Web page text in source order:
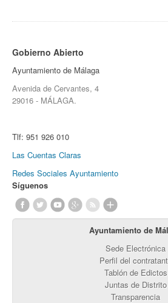
Gobierno Abierto
Ayuntamiento de Málaga
Avenida de Cervantes, 4
29016 - MÁLAGA.
Tlf: 951 926 010
Las Cuentas Claras
Redes Sociales Ayuntamiento
Síguenos
Ayuntamiento de
Sede Electrónica
Perfil del
Tablón de Edictos
Juntas de Distrito
Transparencia